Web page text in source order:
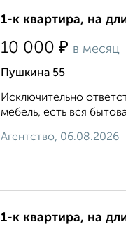
1-к квартира, на
10 000 ₽ в месяц
Пушкина 55
Исключительно
мебель, есть вся
Агентство, 06.08.2026
1-к квартира, на